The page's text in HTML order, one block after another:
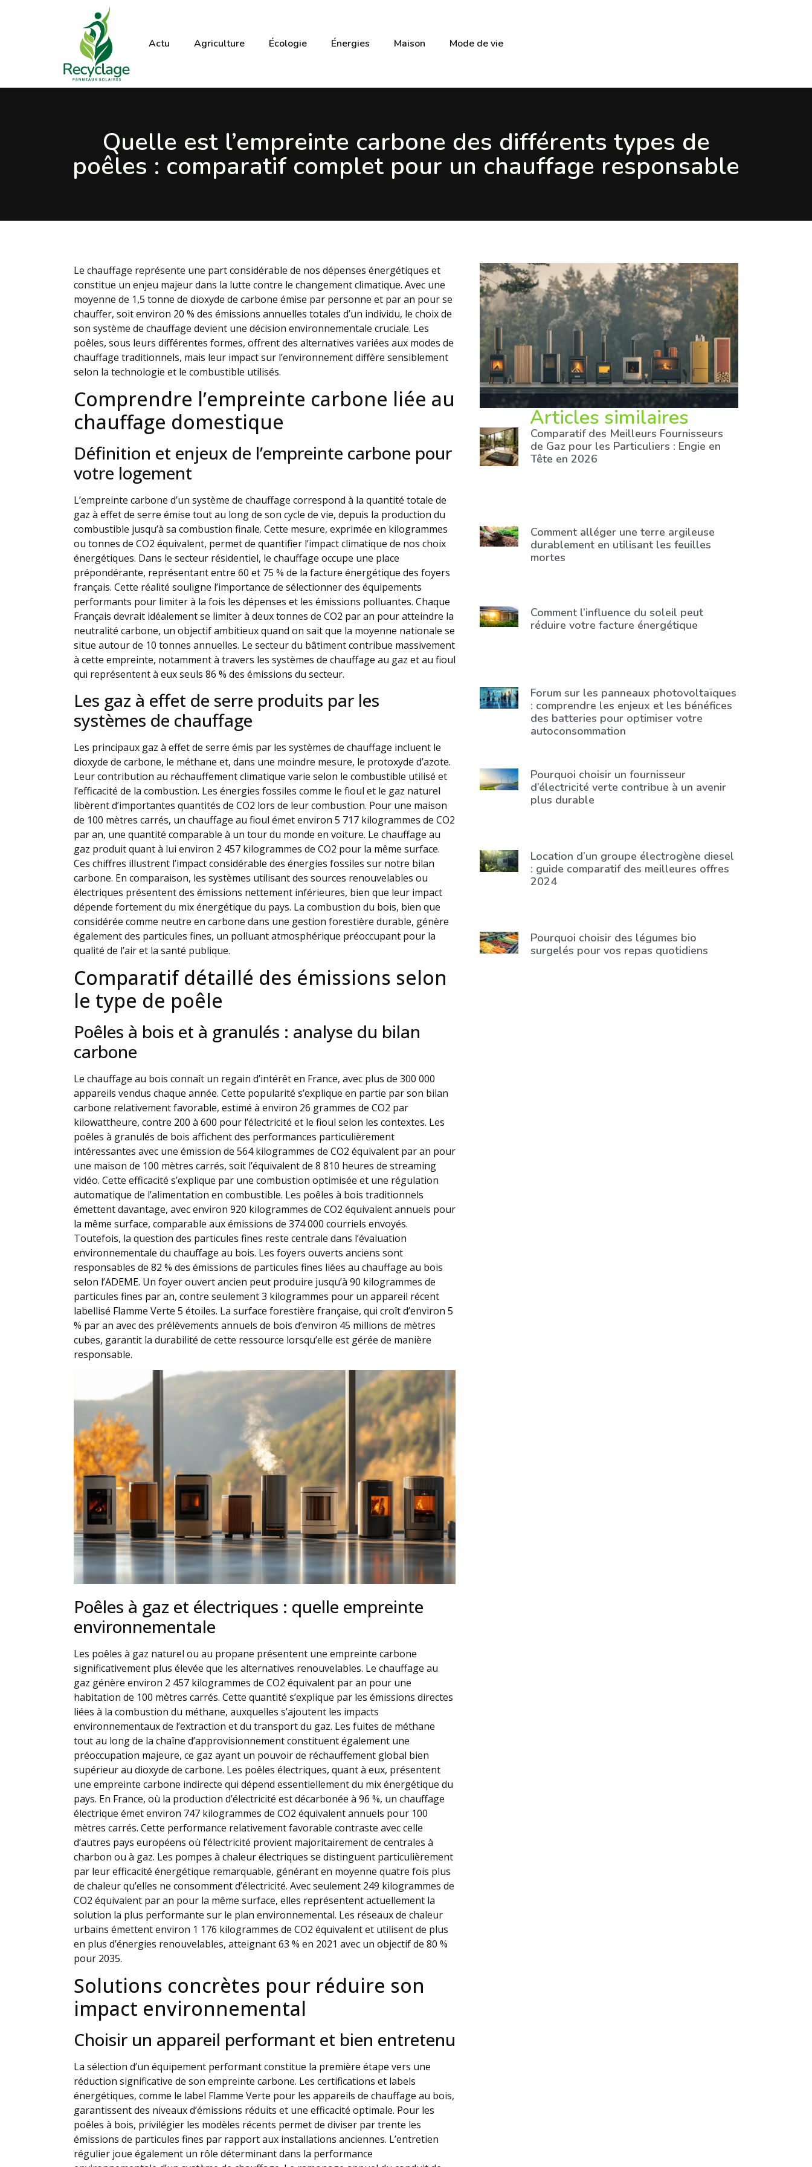
Actu Agriculture Écologie Énergies Maison Mode de vie
Quelle est l’empreinte carbone des différents types de
poêles : comparatif complet pour un chauffage responsable
Le chauffage représente une part considérable de nos dépenses énergétiques et
constitue un enjeu majeur dans la lutte contre le changement climatique. Avec une
moyenne de 1,5 tonne de dioxyde de carbone émise par personne et par an pour se
chauffer, soit environ 20 % des émissions annuelles totales d’un individu, le choix de
son système de chauffage devient une décision environnementale cruciale. Les
poêles, sous leurs différentes formes, offrent des alternatives variées aux modes de
chauffage traditionnels, mais leur impact sur l’environnement diffère sensiblement
selon la technologie et le combustible utilisés.
Comprendre l’empreinte carbone liée au
chauffage domestique
Définition et enjeux de l’empreinte carbone pour
votre logement
L’empreinte carbone d’un système de chauffage correspond à la quantité totale de
gaz à effet de serre émise tout au long de son cycle de vie, depuis la production du
combustible jusqu’à sa combustion finale. Cette mesure, exprimée en kilogrammes
ou tonnes de CO2 équivalent, permet de quantifier l’impact climatique de nos choix
énergétiques. Dans le secteur résidentiel, le chauffage occupe une place
prépondérante, représentant entre 60 et 75 % de la facture énergétique des foyers
français. Cette réalité souligne l’importance de sélectionner des équipements
performants pour limiter à la fois les dépenses et les émissions polluantes. Chaque
Français devrait idéalement se limiter à deux tonnes de CO2 par an pour atteindre la
neutralité carbone, un objectif ambitieux quand on sait que la moyenne nationale se
situe autour de 10 tonnes annuelles. Le secteur du bâtiment contribue massivement
à cette empreinte, notamment à travers les systèmes de chauffage au gaz et au fioul
qui représentent à eux seuls 86 % des émissions du secteur.
Les gaz à effet de serre produits par les
systèmes de chauffage
Les principaux gaz à effet de serre émis par les systèmes de chauffage incluent le
dioxyde de carbone, le méthane et, dans une moindre mesure, le protoxyde d’azote.
Leur contribution au réchauffement climatique varie selon le combustible utilisé et
l’efficacité de la combustion. Les énergies fossiles comme le fioul et le gaz naturel
libèrent d’importantes quantités de CO2 lors de leur combustion. Pour une maison
de 100 mètres carrés, un chauffage au fioul émet environ 5 717 kilogrammes de CO2
par an, une quantité comparable à un tour du monde en voiture. Le chauffage au
gaz produit quant à lui environ 2 457 kilogrammes de CO2 pour la même surface.
Ces chiffres illustrent l’impact considérable des énergies fossiles sur notre bilan
carbone. En comparaison, les systèmes utilisant des sources renouvelables ou
électriques présentent des émissions nettement inférieures, bien que leur impact
dépende fortement du mix énergétique du pays. La combustion du bois, bien que
considérée comme neutre en carbone dans une gestion forestière durable, génère
également des particules fines, un polluant atmosphérique préoccupant pour la
qualité de l’air et la santé publique.
Comparatif détaillé des émissions selon
le type de poêle
Poêles à bois et à granulés : analyse du bilan
carbone
Le chauffage au bois connaît un regain d’intérêt en France, avec plus de 300 000
appareils vendus chaque année. Cette popularité s’explique en partie par son bilan
carbone relativement favorable, estimé à environ 26 grammes de CO2 par
kilowattheure, contre 200 à 600 pour l’électricité et le fioul selon les contextes. Les
poêles à granulés de bois affichent des performances particulièrement
intéressantes avec une émission de 564 kilogrammes de CO2 équivalent par an pour
une maison de 100 mètres carrés, soit l’équivalent de 8 810 heures de streaming
vidéo. Cette efficacité s’explique par une combustion optimisée et une régulation
automatique de l’alimentation en combustible. Les poêles à bois traditionnels
émettent davantage, avec environ 920 kilogrammes de CO2 équivalent annuels pour
la même surface, comparable aux émissions de 374 000 courriels envoyés.
Toutefois, la question des particules fines reste centrale dans l’évaluation
environnementale du chauffage au bois. Les foyers ouverts anciens sont
responsables de 82 % des émissions de particules fines liées au chauffage au bois
selon l’ADEME. Un foyer ouvert ancien peut produire jusqu’à 90 kilogrammes de
particules fines par an, contre seulement 3 kilogrammes pour un appareil récent
labellisé Flamme Verte 5 étoiles. La surface forestière française, qui croît d’environ 5
% par an avec des prélèvements annuels de bois d’environ 45 millions de mètres
cubes, garantit la durabilité de cette ressource lorsqu’elle est gérée de manière
responsable.
Poêles à gaz et électriques : quelle empreinte
environnementale
Les poêles à gaz naturel ou au propane présentent une empreinte carbone
significativement plus élevée que les alternatives renouvelables. Le chauffage au
gaz génère environ 2 457 kilogrammes de CO2 équivalent par an pour une
habitation de 100 mètres carrés. Cette quantité s’explique par les émissions directes
liées à la combustion du méthane, auxquelles s’ajoutent les impacts
environnementaux de l’extraction et du transport du gaz. Les fuites de méthane
tout au long de la chaîne d’approvisionnement constituent également une
préoccupation majeure, ce gaz ayant un pouvoir de réchauffement global bien
supérieur au dioxyde de carbone. Les poêles électriques, quant à eux, présentent
une empreinte carbone indirecte qui dépend essentiellement du mix énergétique du
pays. En France, où la production d’électricité est décarbonée à 96 %, un chauffage
électrique émet environ 747 kilogrammes de CO2 équivalent annuels pour 100
mètres carrés. Cette performance relativement favorable contraste avec celle
d’autres pays européens où l’électricité provient majoritairement de centrales à
charbon ou à gaz. Les pompes à chaleur électriques se distinguent particulièrement
par leur efficacité énergétique remarquable, générant en moyenne quatre fois plus
de chaleur qu’elles ne consomment d’électricité. Avec seulement 249 kilogrammes de
CO2 équivalent par an pour la même surface, elles représentent actuellement la
solution la plus performante sur le plan environnemental. Les réseaux de chaleur
urbains émettent environ 1 176 kilogrammes de CO2 équivalent et utilisent de plus
en plus d’énergies renouvelables, atteignant 63 % en 2021 avec un objectif de 80 %
pour 2035.
Solutions concrètes pour réduire son
impact environnemental
Choisir un appareil performant et bien entretenu
La sélection d’un équipement performant constitue la première étape vers une
réduction significative de son empreinte carbone. Les certifications et labels
énergétiques, comme le label Flamme Verte pour les appareils de chauffage au bois,
garantissent des niveaux d’émissions réduits et une efficacité optimale. Pour les
poêles à bois, privilégier les modèles récents permet de diviser par trente les
émissions de particules fines par rapport aux installations anciennes. L’entretien
régulier joue également un rôle déterminant dans la performance
Articles similaires
Comparatif des Meilleurs Fournisseurs
de Gaz pour les Particuliers : Engie en
Tête en 2026
Comment alléger une terre argileuse
durablement en utilisant les feuilles
mortes
Comment l’influence du soleil peut
réduire votre facture énergétique
Forum sur les panneaux photovoltaïques
: comprendre les enjeux et les bénéfices
des batteries pour optimiser votre
autoconsommation
Pourquoi choisir un fournisseur
d’électricité verte contribue à un avenir
plus durable
Location d’un groupe électrogène diesel
: guide comparatif des meilleures offres
2024
Pourquoi choisir des légumes bio
surgelés pour vos repas quotidiens